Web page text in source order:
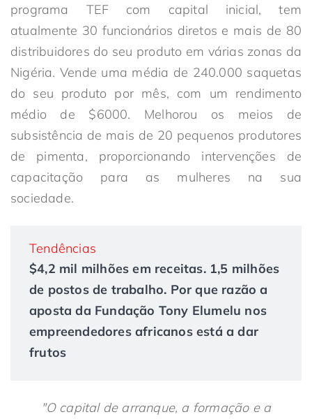
programa TEF com capital inicial, tem
atualmente 30 funcionários diretos e mais de 80
distribuidores do seu produto em várias zonas da
Nigéria. Vende uma média de 240.000 saquetas
do seu produto por mês, com um rendimento
médio de $6000. Melhorou os meios de
subsistência de mais de 20 pequenos produtores
de pimenta, proporcionando intervenções de
capacitação para as mulheres na sua
sociedade.
Tendências
$4,2 mil milhões em receitas. 1,5 milhões
de postos de trabalho. Por que razão a
aposta da Fundação Tony Elumelu nos
empreendedores africanos está a dar
frutos
"O capital de arranque, a formação e a